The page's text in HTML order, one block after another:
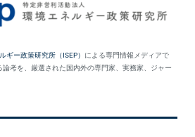
ギー政策研究所（ISEP） による専門情報メディアで
考を、厳選された国内外の専門家、実務家、ジャー